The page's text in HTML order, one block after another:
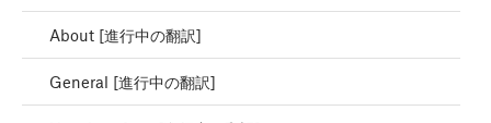
About [進行中の翻訳]
General [進行中の翻訳]